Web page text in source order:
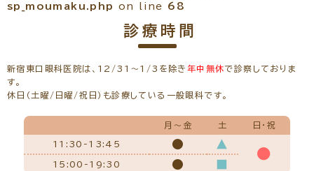
sp_moumaku.php
on line 68
診療時間
新宿東口眼科医院は、12/31～1/3を除き 年中無休で診察しておりま
す。
休日（土曜/日曜/祝日）も診療している一般眼科です。
月～金 土 日・祝
11:30-13:45 ● ▲
●
15:00-19:30 ●